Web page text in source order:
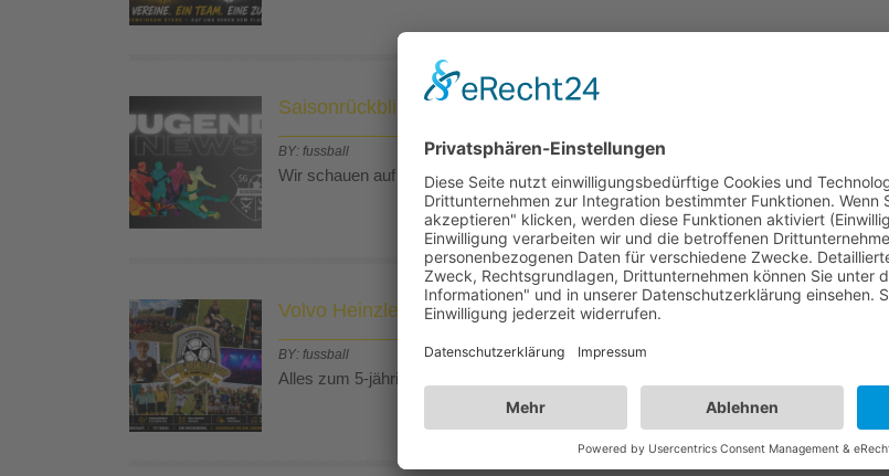
Saisonrückblick 25-26
BY: fussball
Wir schauen auf die erste Saison als SG Scheer/Ennetach zurück
Volvo Heinzler Cup 2026
BY: fussball
Alles zum 5-jährigen Jubiläum unseres Jugendturniers lest ihr hier